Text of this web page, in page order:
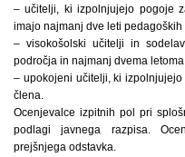
– učitelji, ki izpolnjujejo pogoje
imajo najmanj dve leti pedagoških
– visokošolski učitelji in
področja in najmanj dvema
– upokojeni učitelji, ki
člena.
Ocenjevalce izpitnih pol pri
podlagi javnega razpisa.
prejšnjega odstavka.